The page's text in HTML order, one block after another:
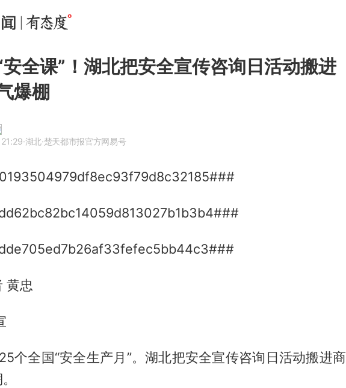
全课”！湖北把安全宣传咨询日活动搬进
爆棚
·湖北·楚天都市报官方网易号
黄忠
个全国“安全生产月”。湖北把安全宣传咨询日活动搬进商